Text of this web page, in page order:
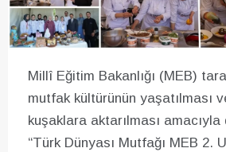
Millî Eğitim Bakanlığı (MEB)
mutfak kültürünün yaşatılması
kuşaklara aktarılması
“Türk Dünyası Mutfağı MEB 2.